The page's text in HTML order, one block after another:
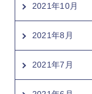
2021年10月
2021年8月
2021年7月